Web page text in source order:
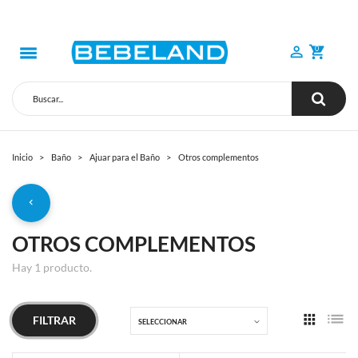
0
Inicio Baño Ajuar para el Baño Otros complementos
OTROS COMPLEMENTOS
Hay 1 producto.
FILTRAR SELECCIONAR